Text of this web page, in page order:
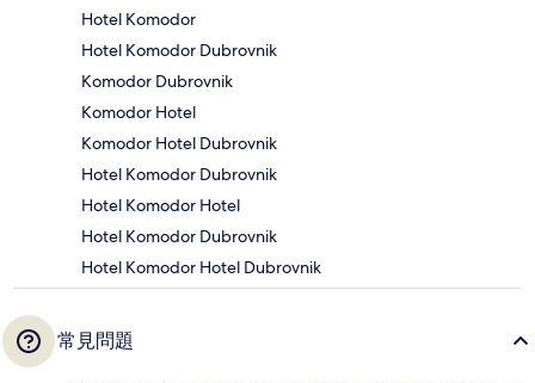
Hotel Komodor
Hotel Komodor Dubrovnik
Komodor Dubrovnik
Komodor Hotel
Komodor Hotel Dubrovnik
Hotel Komodor Dubrovnik
Hotel Komodor Hotel
Hotel Komodor Dubrovnik
Hotel Komodor Hotel Dubrovnik
常見問題